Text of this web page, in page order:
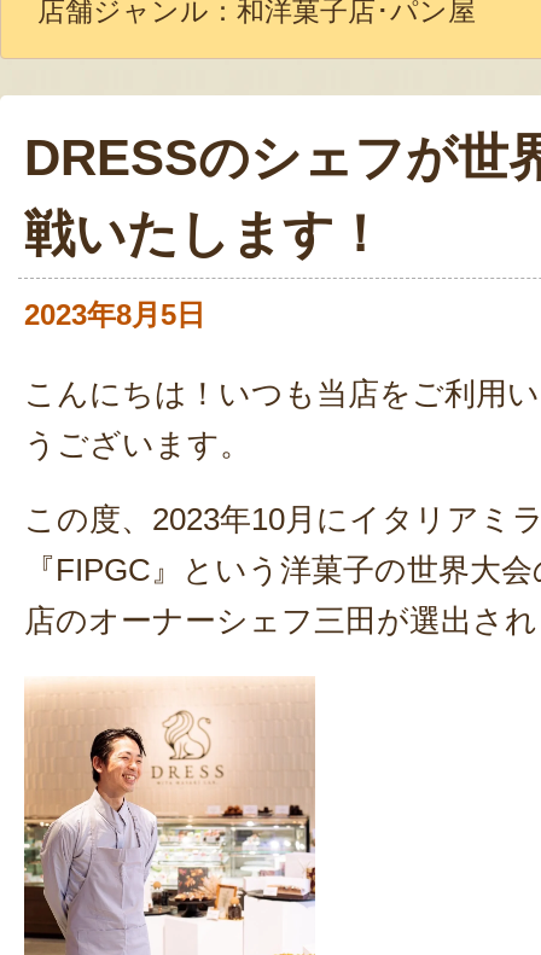
店舗ジャンル： 和洋菓子店･パン屋
DRESSのシェフが世
戦いたします！
2023年8月5日
こんにちは！いつも当店をご利用
うございます。
この度、2023年10月にイタリアミ
『FIPGC』という洋菓子の世界大
店のオーナーシェフ三田が選出さ